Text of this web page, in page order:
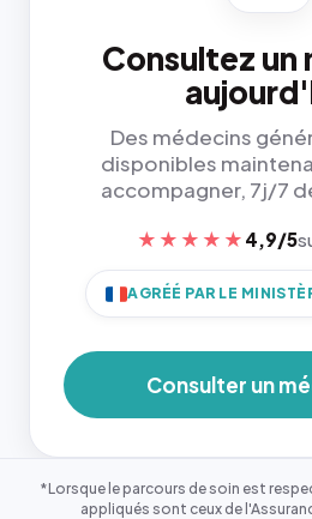
Consultez un
Des médecins
disponibles
accompagner, 7j/7
★★★★★ 4,9/5
AGRÉÉ PAR LE
Consulter un
*Lorsque le parcours de soin est
appliqués sont ceux de